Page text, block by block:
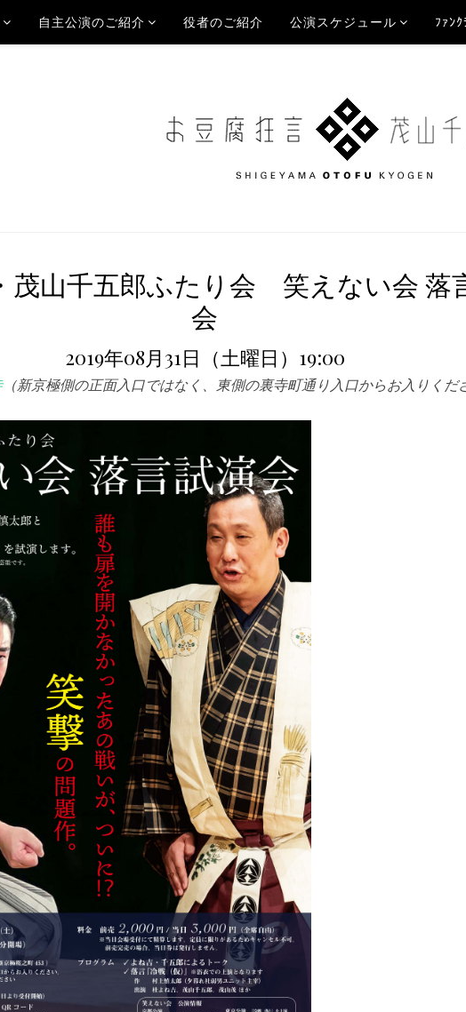
自主公演のご紹介 役者のご紹介 公演スケジュール ﾌｧﾝ
茂山千五郎ふたり会 笑えない会 落
会
2019年08月31日（土曜日）19:00
（新京極側の正面入口ではなく、東側の裏寺町通り入口からお入りくだ